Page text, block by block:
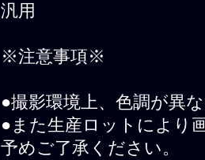
汎用
※注意事項※
●撮影環境上、色調が異
●また生産ロットにより
予めご了承ください。